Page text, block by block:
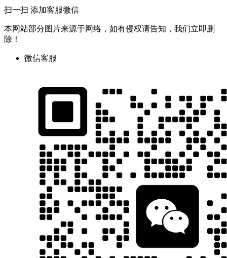
扫一扫 添加客服微信
本网站部分图片来源于网络，如有侵权请告知，我们立即删
除！
微信客服